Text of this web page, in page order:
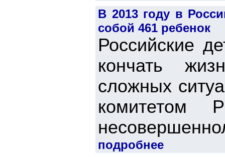
В 2013 году в
собой 461 ребенок
Российские
кончать
сложных
комитетом
подробнее